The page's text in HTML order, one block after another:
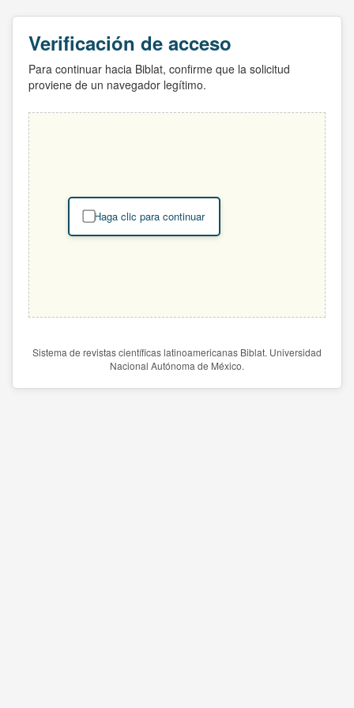
Verificación de acceso
Para continuar hacia Biblat, confirme que la solicitud
proviene de un navegador legítimo.
Haga clic para continuar
Sistema de revistas científicas latinoamericanas Biblat. Universidad
Nacional Autónoma de México.